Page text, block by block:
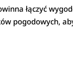
łączyć
pogodowych,